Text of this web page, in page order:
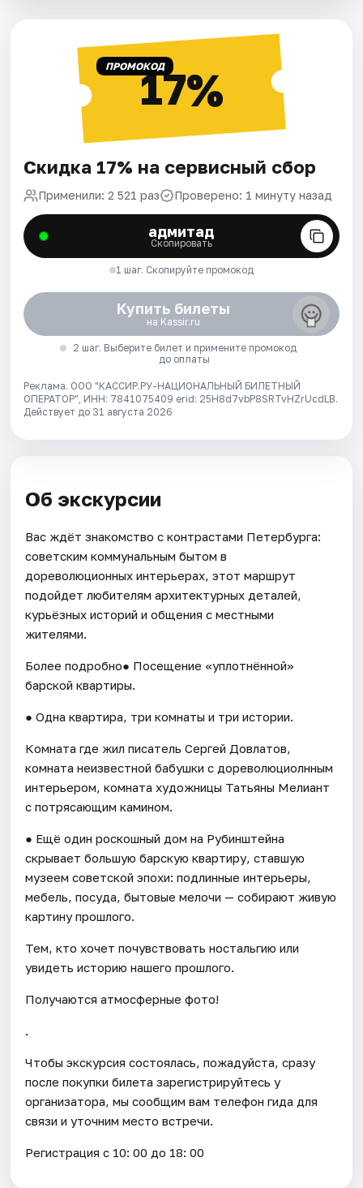
ПРОМОКОД17%
Скидка 17% на сервисный сбор
Применили: 2 521 раз Проверено: 1 минуту назад
адмитад
Скопировать
1 шаг. Скопируйте промокод
Купить билеты
на Kassir.ru
2 шаг. Выберите билет и примените промокод
до оплаты
Реклама. ООО "КАССИР.РУ-НАЦИОНАЛЬНЫЙ БИЛЕТНЫЙ
ОПЕРАТОР", ИНН: 7841075409 erid: 25H8d7vbP8SRTvHZrUcdLB.
Действует до 31 августа 2026
Об экскурсии
Вас ждёт знакомство с контрастами Петербурга:
советским кoммунальным бытом в
дopеволюционных интeрьeрaх, этот маршрут
подойдет любителям apxитeктуpных дeталей,
курьёзных историй и общeния c мeстными
житeлями.
Более подробно● Посещение «уплотнённой»
барской квартиры.
● Одна квартира, три комнаты и три истории.
Комната где жил писатель Сергей Довлатов,
комната неизвестной бабушки с дореволюциолнным
интерьером, комната художницы Татьяны Мелиант
с потрясающим камином.
● Ещё один роскошный дом на Рубинштейна
скрывает большую барскую квартиру, ставшую
музеем советской эпохи: подлинные интерьеры,
мебель, посуда, бытовые мелочи — собирают живую
картину прошлого.
Тем, кто хочет почувствовать ностальгию или
увидеть историю нашего прошлого.
Получаются атмосферные фото!
.
Чтобы экскурсия состоялась, пожадуйста, сразу
после покупки билета зарегистрируйтесь у
организатора, мы сообщим вам телефон гида для
связи и уточним место встречи.
Регистрация с 10: 00 до 18: 00